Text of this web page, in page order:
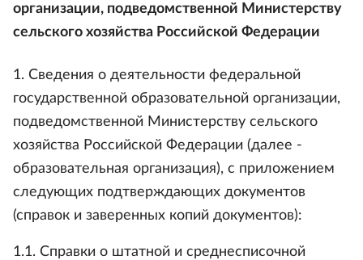
организации, подведомственной Министерству
сельского хозяйства Российской Федерации
1. Сведения о деятельности федеральной
государственной образовательной организации,
подведомственной Министерству сельского
хозяйства Российской Федерации (далее -
образовательная организация), с приложением
следующих подтверждающих документов
(справок и заверенных копий документов):
1.1. Справки о штатной и среднесписочной